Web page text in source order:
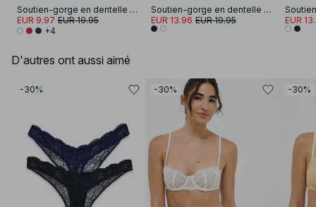
Soutien-gorge en dentelle à armatures
EUR 9.97 EUR 19.95
+4
Soutien-gorge en dentelle à armatures
EUR 13.96 EUR 19.95 EUR
D'autres ont aussi aimé
-30% -30% -30%